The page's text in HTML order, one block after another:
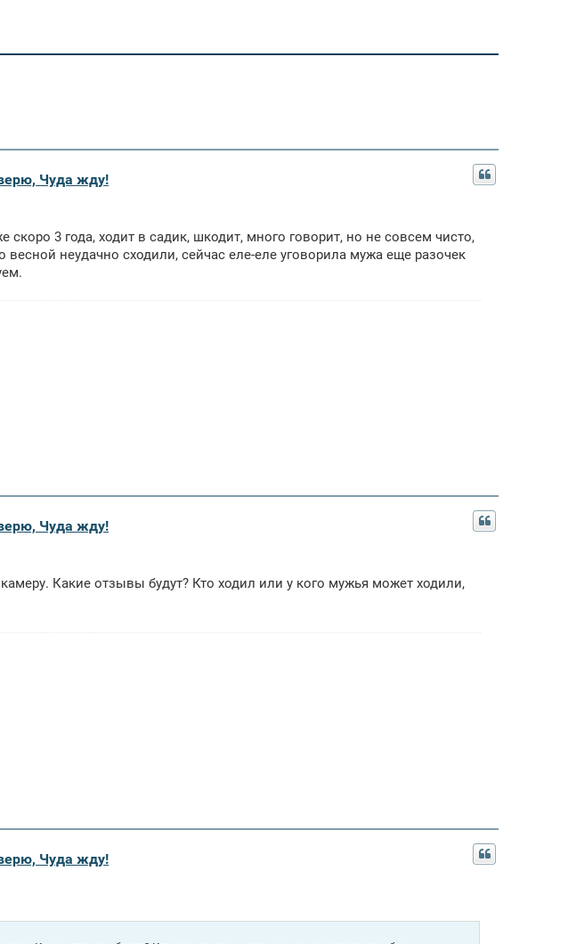
Чуда жду!
скоро 3 года, ходит в садик, шкодит, много говорит, но не совсем чисто,
неудачно сходили, сейчас еле-еле уговорила мужа еще разочек
Чуда жду!
Какие отзывы будут? Кто ходил или у кого мужья может ходили,
Чуда жду!